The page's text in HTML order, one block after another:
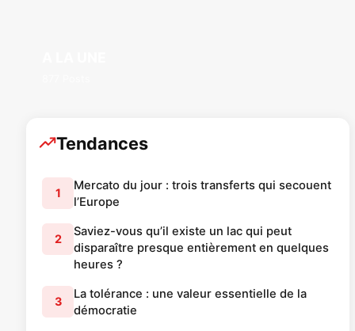
Tendances
1
Mercato du jour : trois transferts qui secouent
l’Europe
2
Saviez-vous qu’il existe un lac qui peut
disparaître presque entièrement en quelques
heures ?
3
La tolérance : une valeur essentielle de la
démocratie